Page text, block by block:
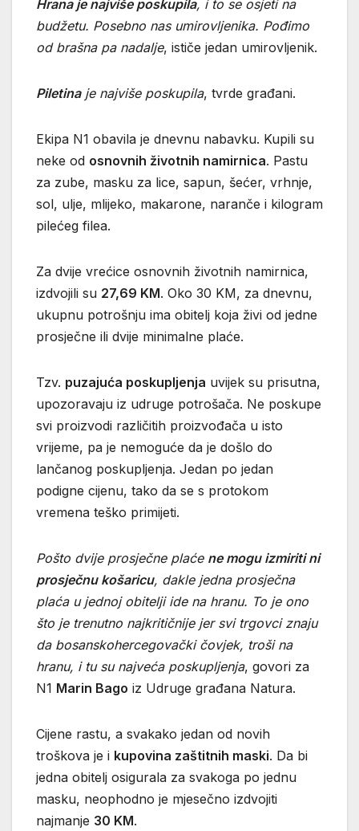
Hrana je najviše poskupila, i to se osjeti na
budžetu. Posebno nas umirovljenika. Pođimo
od brašna pa nadalje, ističe jedan umirovljenik.
Piletinaje najviše poskupila, tvrde građani.
Ekipa N1 obavila je dnevnu nabavku. Kupili su
neke od osnovnih životnih namirnica. Pastu
za zube, masku za lice, sapun, šećer, vrhnje,
sol, ulje, mlijeko, makarone, naranče i kilogram
pilećeg filea.
Za dvije vrećice osnovnih životnih namirnica,
izdvojili su 27,69 KM. Oko 30 KM, za dnevnu,
ukupnu potrošnju ima obitelj koja živi od jedne
prosječne ili dvije minimalne plaće.
Tzv. puzajuća poskupljenja uvijek su prisutna,
upozoravaju iz udruge potrošača. Ne poskupe
svi proizvodi različitih proizvođača u isto
vrijeme, pa je nemoguće da je došlo do
lančanog poskupljenja. Jedan po jedan
podigne cijenu, tako da se s protokom
vremena teško primijeti.
Pošto dvije prosječne plaće ne mogu izmiriti ni
prosječnu košaricu, dakle jedna prosječna
plaća u jednoj obitelji ide na hranu. To je ono
što je trenutno najkritičnije jer svi trgovci znaju
da bosanskohercegovački čovjek, troši na
hranu, i tu su najveća poskupljenja, govori za
N1 Marin Bago iz Udruge građana Natura.
Cijene rastu, a svakako jedan od novih
troškova je i kupovina zaštitnih maski. Da bi
jedna obitelj osigurala za svakoga po jednu
masku, neophodno je mjesečno izdvojiti
najmanje 30 KM.